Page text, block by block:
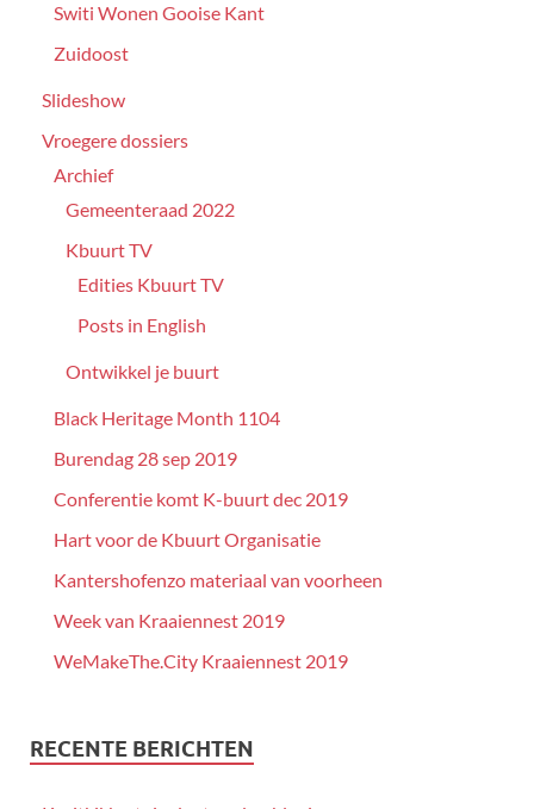
Switi Wonen Gooise Kant
Zuidoost
Slideshow
Vroegere dossiers
Archief
Gemeenteraad 2022
Kbuurt TV
Edities Kbuurt TV
Posts in English
Ontwikkel je buurt
Black Heritage Month 1104
Burendag 28 sep 2019
Conferentie komt K-buurt dec 2019
Hart voor de Kbuurt Organisatie
Kantershofenzo materiaal van voorheen
Week van Kraaiennest 2019
WeMakeThe.City Kraaiennest 2019
RECENTE BERICHTEN